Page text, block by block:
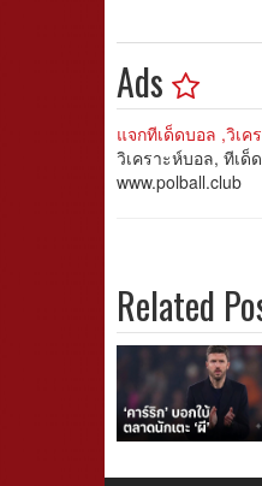
Ads
แจกทีเด็ดบอล ,วิเ
วิเคราะห์บอล, ทีเ
www.polball.club
Related